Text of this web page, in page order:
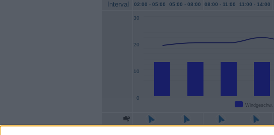
Interval 02:00 - 05:00 05:00 - 08:00 08:00 - 11:00 11:00 - 14:00
Windgeschw.
0
10
20
30